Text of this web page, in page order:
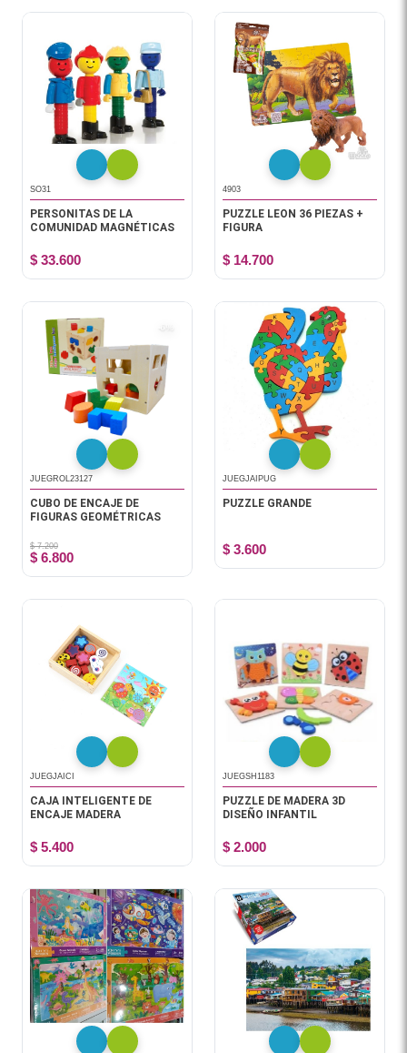
SO31
PERSONITAS DE LA
COMUNIDAD MAGNÉTICAS
$ 33.600
4903
PUZZLE LEON 36 PIEZAS +
FIGURA
$ 14.700
-6%
JUEGROL23127
CUBO DE ENCAJE DE
FIGURAS GEOMÉTRICAS
$ 7.200
$ 6.800
JUEGJAIPUG
PUZZLE GRANDE
$ 3.600
JUEGJAICI
CAJA INTELIGENTE DE
ENCAJE MADERA
$ 5.400
JUEGSH1183
PUZZLE DE MADERA 3D
DISEÑO INFANTIL
$ 2.000